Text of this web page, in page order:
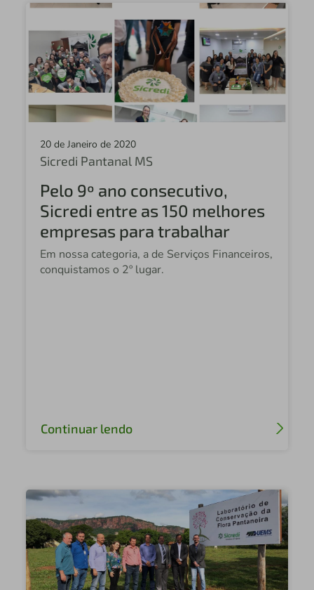
Sicredi Alto Xingu MT
Sicredi Costa Oeste PR
Sicredi Celeiro Centro Oeste MS
Sicredi Celeiro RS/SC
Sicredi Estação RS
Sicredi Centro Sul PR/SC
Sicredi Serrana RS
Sicredi Alto Jacuí RS
Sicredi Iguaçu PR/SC
Sicredi Zona Sul RS
Sicredi Alto Jacuí RS
Sicredi Vale do Piquiri PR/SP
Sicredi Verde GO
20 de Janeiro de 2020
Sicredi Pantanal MS
Pelo 9º ano consecutivo,
Sicredi entre as 150 melhores
empresas para trabalhar
Em nossa categoria, a de Serviços Financeiros,
conquistamos o 2º lugar.
Continuar lendo